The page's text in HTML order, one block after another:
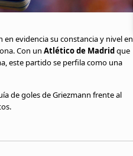
en evidencia su constancia y nivel en
Con un Atlético de Madridque
este partido se perfila como una
de goles de Griezmann frente al